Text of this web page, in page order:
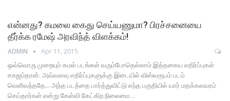
என்னது? கமலை கைது செய்யணுமா? பிரச்சனையை
தீர்க்க ரமேஷ் அரவிந்த் விளக்கம்!
ADMIN Apr 11, 2015
ஒவ்வொரு முறையும் கமல் படங்கள் வரும்போதெல்லாம் இத்தகைய எதிர்ப்புகள்
சகஜம்தான். அவ்வளவு எதிர்ப்புகளுக்கு இடையில் விஸ்வரூபம் படம்
வெளிவந்ததே... அந்த படத்தை பார்த்துவிட்டு எந்த பகுதியில் யார் மதக்கலவரம்
செய்தார்கள் என்று கேள்வி கேட்கிற நிலைமை…